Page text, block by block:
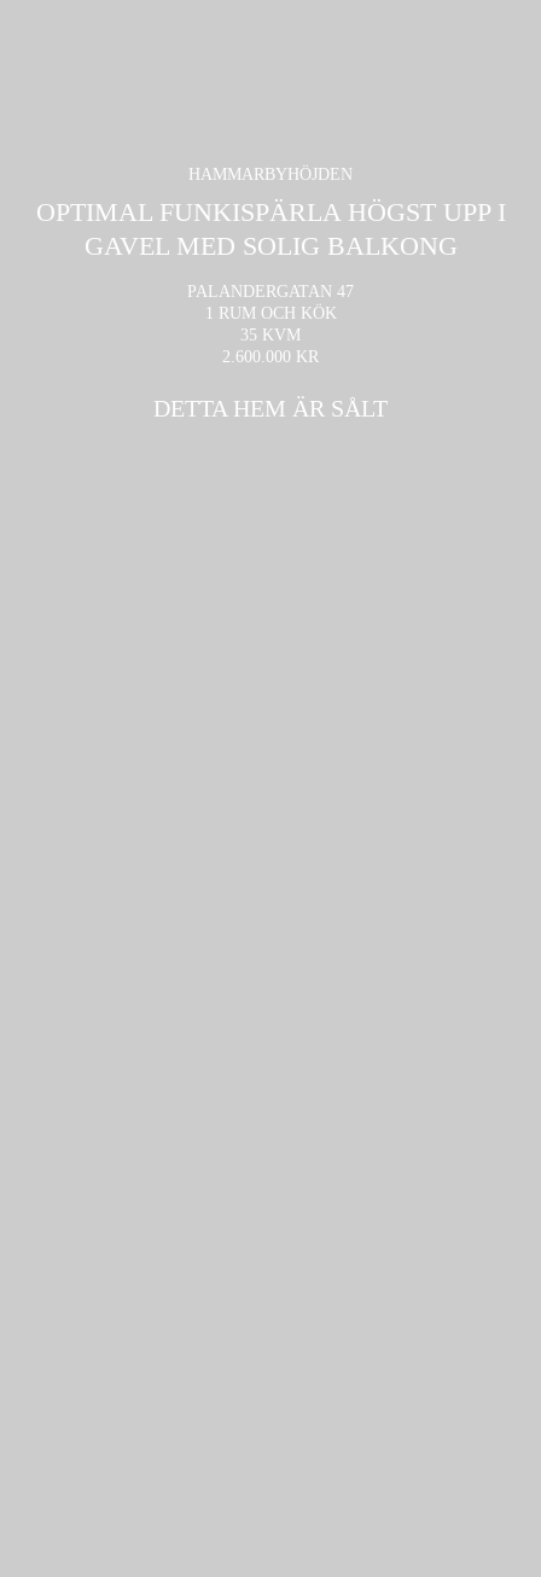
HAMMARBYHÖJDEN
OPTIMAL FUNKISPÄRLA HÖGST UPP I
GAVEL MED SOLIG BALKONG
PALANDERGATAN 47
1 RUM OCH KÖK
35 KVM
2.600.000 KR
DETTA HEM ÄR SÅLT